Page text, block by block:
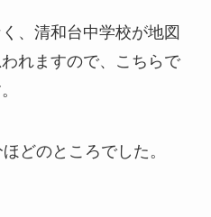
、清和台中学校が地図
れますので、こちらで
どのところでした。